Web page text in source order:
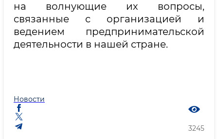
на волнующие их вопросы,
связанные с организацией и
ведением предпринимательской
деятельности в нашей стране.
Новости
3245